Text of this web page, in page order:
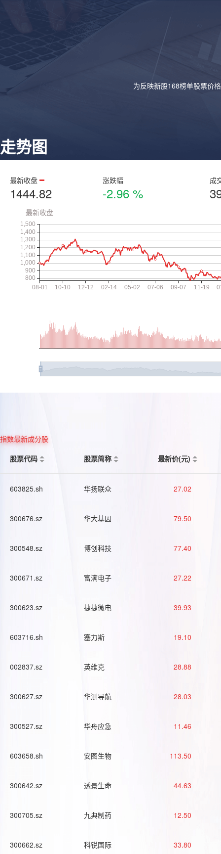
为反映新股168榜单股票价
走势图
最新收盘
1444.82
涨跌幅
-2.96 %
成
指数最新成分股
股票代码
股票简称 最新价(元)
603825.sh 华扬联众 27.02
300676.sz 华大基因 79.50
300548.sz 博创科技 77.40
300671.sz 富满电子 27.22
300623.sz 捷捷微电 39.93
603716.sh 塞力斯 19.10
002837.sz 英维克 28.88
300627.sz 华测导航 28.03
300527.sz 华舟应急 11.46
603658.sh 安图生物 113.50
300642.sz 透景生命 44.63
300705.sz 九典制药 12.50
300662.sz 科锐国际 33.80